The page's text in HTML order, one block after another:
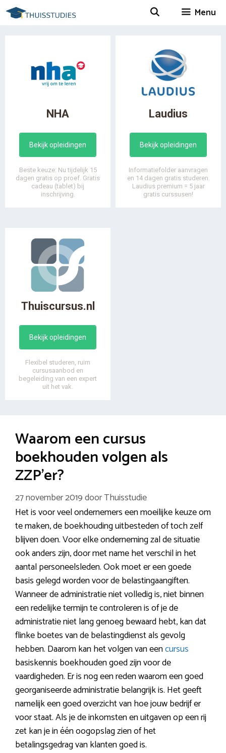
Spring
naar
Menu
NHA
Bekijk opleidingen
Beste keuze: Nu tijdelijk 15
dagen gratis op proef. Gratis
cadeau (tablet) bij
inschrijving.
Laudius
Bekijk opleidingen
Informatiefolder aanvragen
en 14 dagen gratis studeren.
Laudius premium = 5 jaar
gratis curssusen!
Thuiscursus.nl
Bekijk opleidingen
Flexibel studeren, ruim
cursusaanbod en
begeleiding van een expert
uit het vak.
Waarom een cursus
boekhouden volgen als
ZZP’er?
27 november 2019doorThuisstudie
Het is voor veel ondernemers een moeilijke keuze om
te maken, de boekhouding uitbesteden of toch zelf
blijven doen. Voor elke onderneming zal de situatie
ook anders zijn, door met name het verschil in het
aantal personeelsleden. Ook moet er een goede
basis gelegd worden voor de belastingaangiften.
Wanneer de administratie niet volledig is, niet binnen
een redelijke termijn te controleren is of je de
administratie niet lang genoeg bewaard hebt, kan dat
flinke boetes van de belastingdienst als gevolg
hebben. Daarom kan het volgen van eencursus
basiskennis boekhouden goed zijn voor de
vaardigheden. Er is nog een reden waarom een goed
georganiseerde administratie belangrijk is. Het geeft
namelijk een goed overzicht van hoe jouw bedrijf er
voor staat. Als je de inkomsten en uitgaven op een rij
zet kan je in één oogopslag zien of het
betalingsgedrag van klanten goed is.